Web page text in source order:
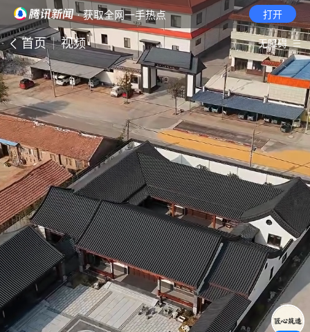
· 获取全网一手热点 打开
首页 视频 无障碍